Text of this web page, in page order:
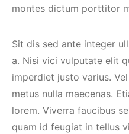
montes dictum porttitor
Sit dis sed ante integer
a. Nisi vici vulputate elit
imperdiet justo varius. Vel
metus nulla maecenas.
lorem. Viverra faucibus
quam id feugiat in tellus